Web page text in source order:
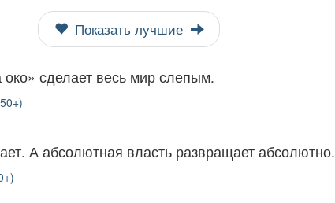
Показать лучшие
око» сделает весь мир слепым.
А абсолютная власть развращает абсолютно.